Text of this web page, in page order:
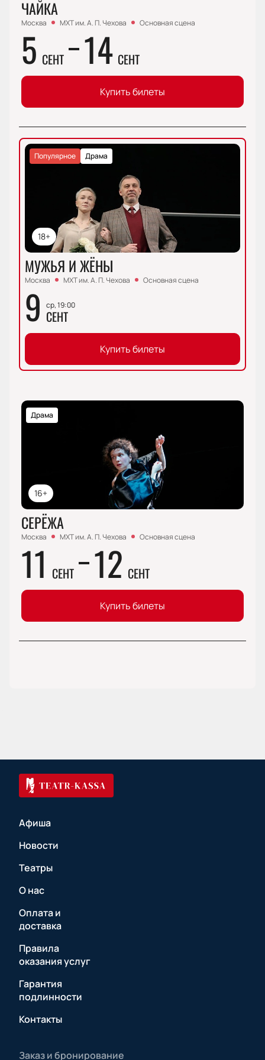
ЧАЙКА
Москва МХТ им. А. П. Чехова Основная сцена
5 СЕНТ 14 СЕНТ
Купить билеты
18+
Драма
Популярное
МУЖЬЯ И ЖЁНЫ
Москва МХТ им. А. П. Чехова Основная сцена
9 ср, 19:00
СЕНТ
Купить билеты
16+
Драма
СЕРЁЖА
Москва МХТ им. А. П. Чехова Основная сцена
11 СЕНТ 12 СЕНТ
Купить билеты
Афиша
Новости
Театры
О нас
Оплата и
доставка
Правила
оказания услуг
Гарантия
подлинности
Контакты
Заказ и бронирование